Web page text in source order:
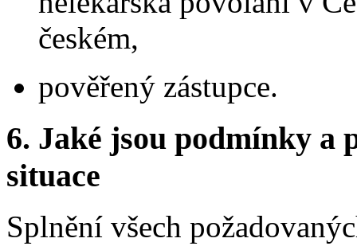
českém,
pověřený zástupce.
6. Jaké jsou podmínky a
situace
Splnění všech